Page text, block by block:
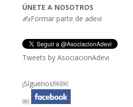
ÚNETE A NOSOTROS
✍Formar parte de adevi
Tweets by AsociacionAdevi
¡Síguenos!￼￼
￼